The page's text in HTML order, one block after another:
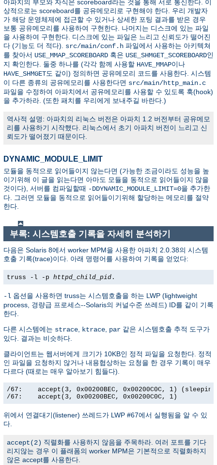
아파치의 부모와 자식은 scoreboard라는 것을 통해 서로 통신한다. 이
상적으로는 scoreboard를 공유메모리로 구현해야 한다. 우리 개발자
가 해당 운영체제에 접근할 수 있거나 상세한 포팅 결과를 받은 경우
보통 공유메모리를 사용하여 구현한다. 나머지는 디스크에 있는 파일
을 사용하여 구현한다. 디스크에 있는 파일은 느리고 신뢰도가 떨어진
다 (기능도 더 적다). src/main/conf.h 파일에서 사용하는 아키텍쳐
를 찾아서 USE_MMAP_SCOREBOARD 혹은 USE_SHMGET_SCOREBOARD인
지 확인한다. 둘중 하나를 (각각 함께 사용할 HAVE_MMAP이나
HAVE_SHMGET도 같이) 정의하면 공유메모리 코드를 사용한다. 시스템
이 다른 종류의 공유메모리를 사용한다면 src/main/http_main.c
파일을 수정하여 아파치에서 공유메모리를 사용할 수 있도록 훅(hook)
을 추가하라. (또한 패치를 우리에게 보내주길 바란다.)
역사적 설명: 아파치의 리눅스 버전은 아파치 1.2 버전부터 공유메모
리를 사용하기 시작했다. 리눅스에서 초기 아파치 버전이 느리고 신
뢰도가 떨어졌기 때문이다.
DYNAMIC_MODULE_LIMIT
모듈을 동적으로 읽어들이지 않는다면 (가능한 조금이라도 성능을 높
이기위해 이 글을 읽는다면 아마도 모듈을 동적으로 읽어들이지 않을
것이다), 서버를 컴파일할때 -DDYNAMIC_MODULE_LIMIT=0을 추가한
다. 그러면 모듈을 동적으로 읽어들이기위해 할당하는 메모리를 절약
한다.
부록: 시스템호출 기록을 자세히 분석하기
다음은 Solaris 8에서 worker MPM을 사용한 아파치 2.0.38의 시스템
호출 기록(trace)이다. 아래 명령어를 사용하여 기록을 얻었다:
truss -l -p httpd_child_pid .
-l 옵션을 사용하면 truss는 시스템호출을 하는 LWP (lightweight
process, 경량급 프로세스--Solaris의 커널수준 쓰레드) ID를 같이 기록
한다.
다른 시스템에는 strace, ktrace, par 같은 시스템호출 추적 도구가
있다. 결과는 비슷하다.
클라이언트는 웹서버에게 크기가 10KB인 정적 파일을 요청한다. 정적
인 파일을 요청하지 않거나 내용협상하는 요청을 한 경우 기록이 매우
다르다 (때로는 매우 알아보기 힘들다).
/67:    accept(3, 0x00200BEC, 0x00200C0C, 1)
/67:    accept(3, 0x00200BEC, 0x00200C0C, 1)
위에서 연결대기(listener) 쓰레드가 LWP #67에서 실행됨을 알 수 있
다.
accept(2) 직렬화를 사용하지 않음을 주목하라. 여러 포트를 기다
리지않는 경우 이 플래폼의 worker MPM은 기본적으로 직렬화하지
않은 accept를 사용한다.